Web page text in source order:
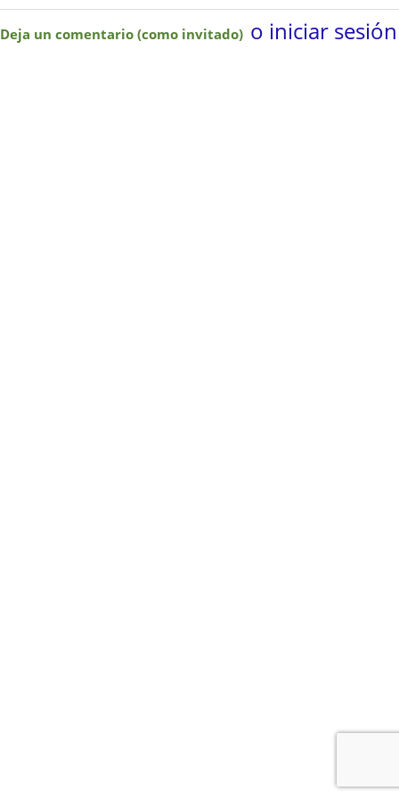
Deja un comentario (como invitado) o iniciar sesión